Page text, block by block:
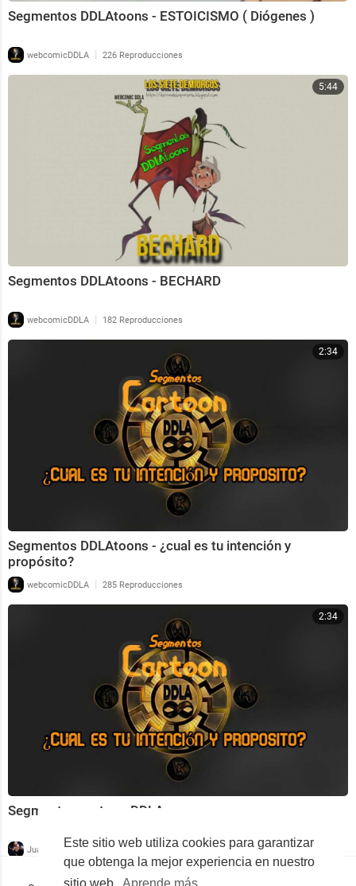
Este sitio web utiliza cookies para garantizar
que obtenga la mejor experiencia en nuestro
Segmentos DDLAtoons - ESTOICISMO ( Diógenes )
webcomicDDLA | 226 Reproducciones
5:44
Segmentos DDLAtoons - BECHARD
webcomicDDLA | 182 Reproducciones
2:34
Segmentos DDLAtoons - ¿cual es tu intención y
propósito?
webcomicDDLA | 285 Reproducciones
2:34
Segmentos cartoon DDLA
Juan27 259 Reproducciones